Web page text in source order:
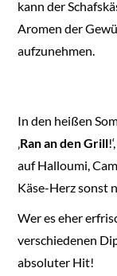
kann der
Aromen der
aufzunehmen.
In den heißen
Ran an den Grill
auf Halloumi,
Käse-Herz sonst
Wer es eher
verschiedenen
absoluter Hit!